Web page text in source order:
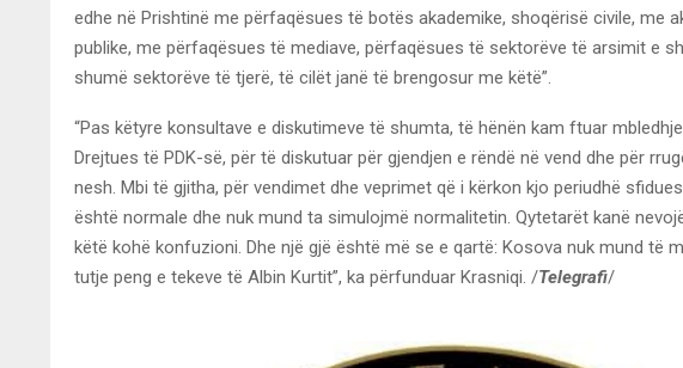
edhe në Prishtinë me përfaqësues të botës akademike, shoqërisë civile, me
publike, me përfaqësues të mediave, përfaqësues të sektorëve të arsimit e
shumë sektorëve të tjerë, të cilët janë të brengosur me këtë”.
“Pas këtyre konsultave e diskutimeve të shumta, të hënën kam ftuar
Drejtues të PDK-së, për të diskutuar për gjendjen e rëndë në vend dhe për
nesh. Mbi të gjitha, për vendimet dhe veprimet që i kërkon kjo periudhë
është normale dhe nuk mund ta simulojmë normalitetin. Qytetarët kanë
këtë kohë konfuzioni. Dhe një gjë është më se e qartë: Kosova nuk mund të
tutje peng e tekeve të Albin Kurtit”, ka përfunduar Krasniqi. /Telegrafi/